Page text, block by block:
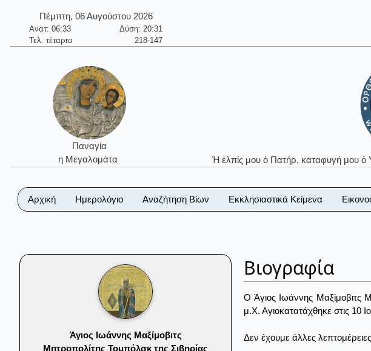
Πέμπτη, 06 Αυγούστου 2026
Ανατ: 06:33
Δύση: 20:31
Τελ. τέταρτο
218-147
Παναγία
η Μεγαλομάτα
Ἡ ἐλπίς μου ὁ Πατήρ, καταφυγή μου ὁ
Αρχική Ημερολόγιο Αναζήτηση Βίων Εκκλησιαστικά Κείμενα
Άγιος Ιωάννης Μαξίμοβιτς
Μητροπολίτης Τομπόλσκ της Σιβηρίας
Βιογραφία
Ο Άγιος Ιωάννης Μαξίμοβιτς
μ.Χ. Αγιοκατατάχθηκε στις 10
Δεν έχουμε άλλες